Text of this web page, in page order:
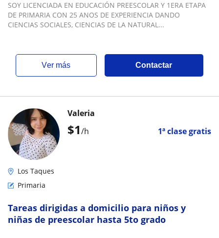
SOY LICENCIADA EN EDUCACIÓN PREESCOLAR Y 1ERA ETAPA
DE PRIMARIA CON 25 ANOS DE EXPERIENCIA DANDO
CIENCIAS SOCIALES, CIENCIAS DE LA NATURAL...
ver más Contactar
$1/h 1ª clase gratis
Valeria
Los Taques
Primaria
Tareas dirigidas a domicilio para niños y
niñas de preescolar hasta 5to grado